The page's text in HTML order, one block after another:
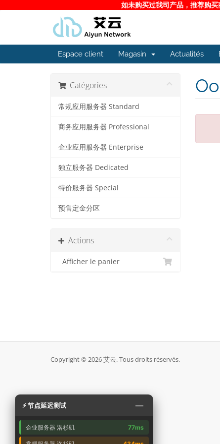
如未购买过我司产品，推荐购
Espace client Magasin Actualités
Catégories
常规应用服务器 Standard
商务应用服务器 Professional
企业应用服务器 Enterprise
独立服务器 Dedicated
特价服务器 Special
预售定金分区
Actions
Afficher le panier
Copyright © 2026 艾云. Tous droits réservés.
⚡ 节点延迟测试 —
企业服务器 洛杉矶 77ms